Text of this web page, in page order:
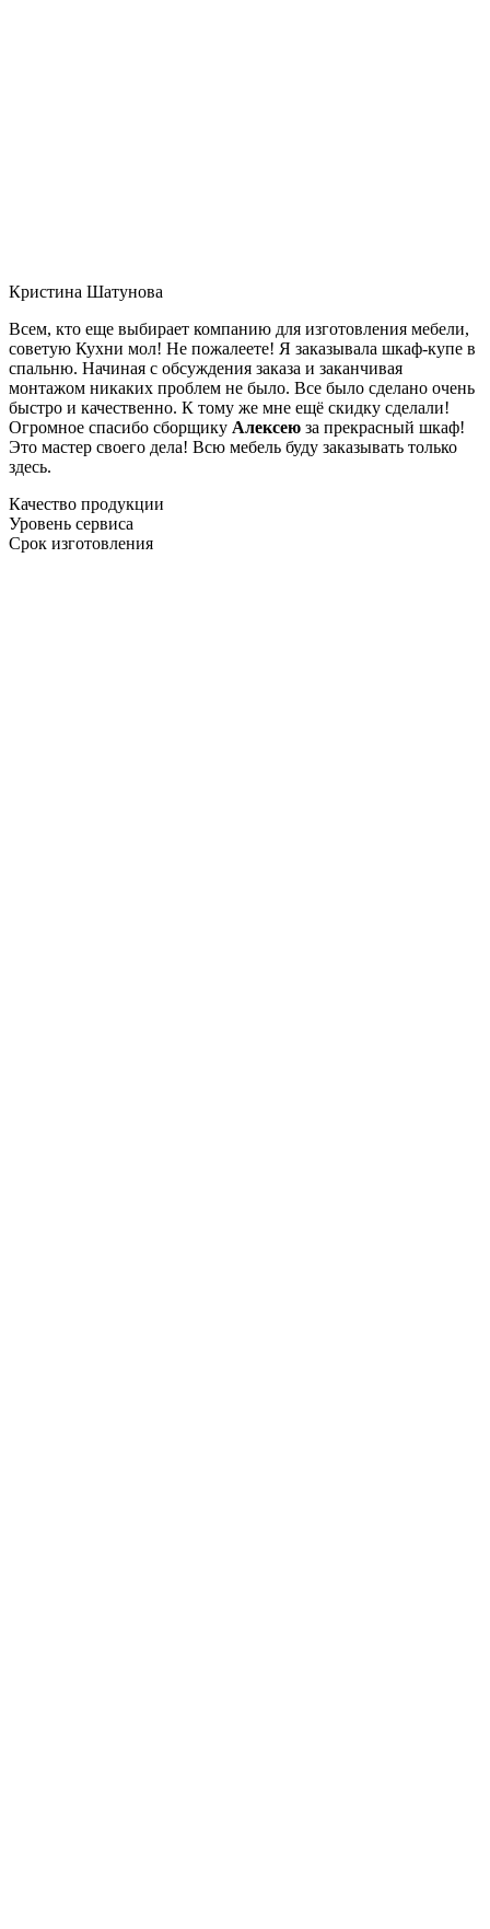
Кристина Шатунова
Всем, кто еще выбирает компанию для изготовления мебели,
советую Кухни мол! Не пожалеете! Я заказывала шкаф-купе в
спальню. Начиная с обсуждения заказа и заканчивая
монтажом никаких проблем не было. Все было сделано очень
быстро и качественно. К тому же мне ещё скидку сделали!
Огромное спасибо сборщику Алексею за прекрасный шкаф!
Это мастер своего дела! Всю мебель буду заказывать только
здесь.
Качество продукции
Уровень сервиса
Срок изготовления